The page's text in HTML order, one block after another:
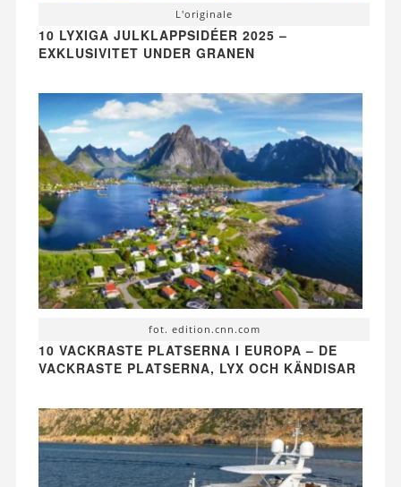
L'originale
10 LYXIGA JULKLAPPSIDÉER 2025 –
EXKLUSIVITET UNDER GRANEN
fot. edition.cnn.com
10 VACKRASTE PLATSERNA I EUROPA – DE
VACKRASTE PLATSERNA, LYX OCH KÄNDISAR